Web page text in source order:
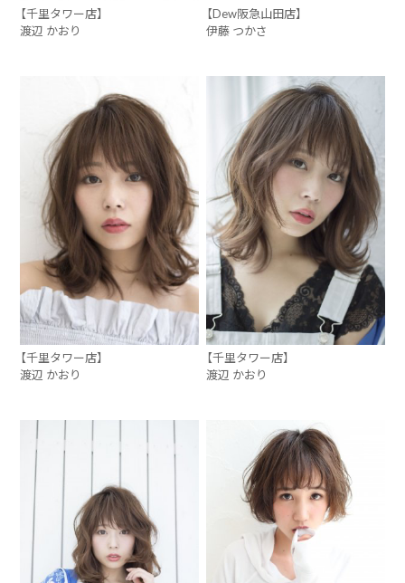
【千里タワー店】
渡辺 かおり
【Dew阪急山田店】
伊藤 つかさ
【千里タワー店】
渡辺 かおり
【千里タワー店】
渡辺 かおり